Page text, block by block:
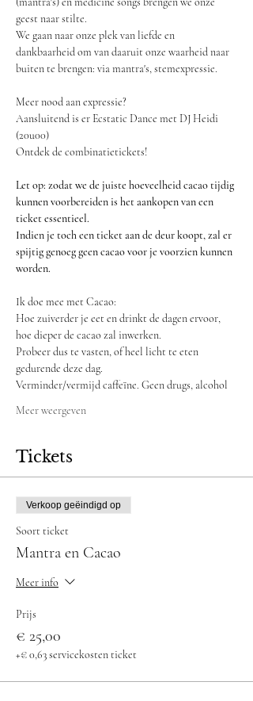
geest naar stilte.
We gaan naar onze plek van liefde en
dankbaarheid om van daaruit onze waarheid naar
buiten te brengen: via mantra's, stemexpressie.
Meer nood aan expressie?
Aansluitend is er Ecstatic Dance met DJ Heidi
(20u00)
Ontdek de combinatietickets!
Let op: zodat we de juiste hoeveelheid cacao tijdig
kunnen voorbereiden is het aankopen van een
ticket essentieel.
Indien je toch een ticket aan de deur koopt, zal er
spijtig genoeg geen cacao voor je voorzien kunnen
worden.
Ik doe mee met Cacao:
Hoe zuiverder je eet en drinkt de dagen ervoor,
hoe dieper de cacao zal inwerken.
Probeer dus te vasten, of heel licht te eten
gedurende deze dag.
Verminder/vermijd caffeïne. Geen drugs, alcohol
Meer weergeven
Tickets
Verkoop geëindigd op
Soort ticket
Mantra en Cacao
Meer info
Prijs
€ 25,00
+€ 0,63 servicekosten ticket